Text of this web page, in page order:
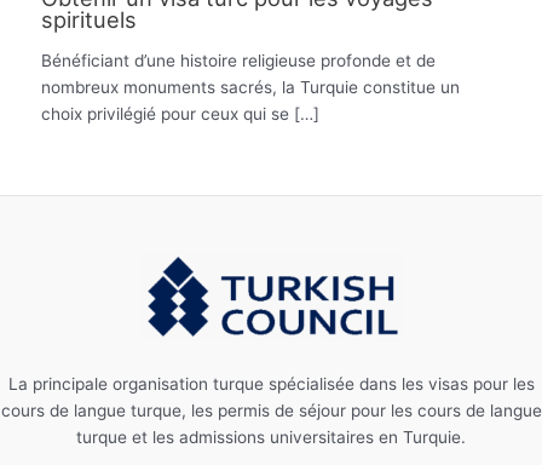
spirituels
Bénéficiant d’une histoire religieuse profonde et de
nombreux monuments sacrés, la Turquie constitue un
choix privilégié pour ceux qui se […]
La principale organisation turque spécialisée dans les visas pour les
cours de langue turque, les permis de séjour pour les cours de langue
turque et les admissions universitaires en Turquie.